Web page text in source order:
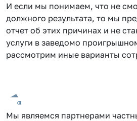
И если мы понимаем, что не
должного результата, то мы
отчет об этих причинах и не
услуги в заведомо
рассмотрим иные варианты
Мы являемся партнерами